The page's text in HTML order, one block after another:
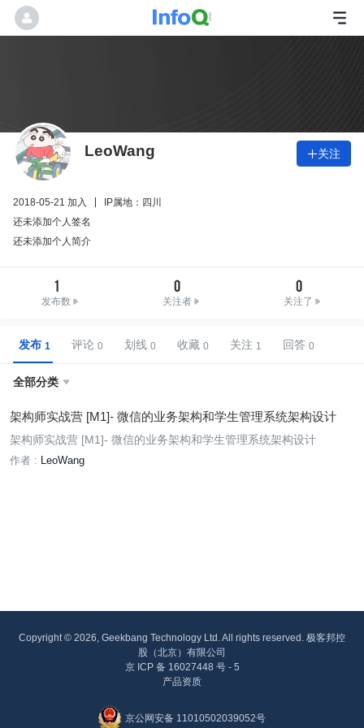
LeoWang 关注
2018-05-21 加入
IP属地：四川
还未添加个人签名
还未添加个人简介
1
发布数
0
关注者
0
关注了
发布 评论 划线 收藏 关注 回答
全部分类 
架构师实战营 [M1]- 微信的业务架构和学生管理系统架构设计
架构师实战营 [M1]- 微信的业务架构和学生管理系统架构设计
作者 : LeoWang
Copyright © 2026, Geekbang Technology Ltd. All rights reserved. 极客邦控
股（北京）有限公司
京 ICP 备 16027448 号 - 5
产品资质
京公网安备 11010502039052号